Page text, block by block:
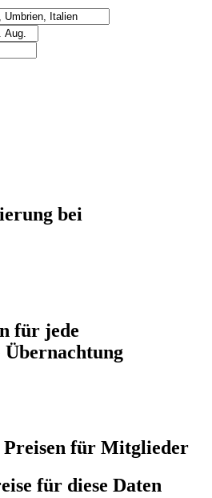
bei
für jede
Übernachtung
für Mitglieder
für diese Daten